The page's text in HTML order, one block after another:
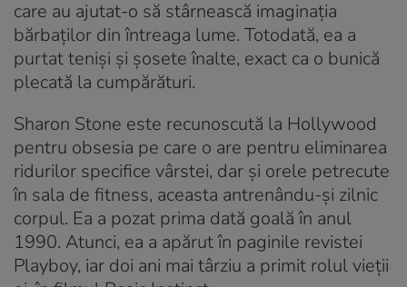
care au ajutat-o să stârnească imaginația
bărbaților din întreaga lume. Totodată, ea a
purtat teniși și șosete înalte, exact ca o bunică
plecată la cumpărături.
Sharon Stone este recunoscută la Hollywood
pentru obsesia pe care o are pentru eliminarea
ridurilor specifice vârstei, dar și orele petrecute
în sala de fitness, aceasta antrenându-și zilnic
corpul. Ea a pozat prima dată goală în anul
1990. Atunci, ea a apărut în paginile revistei
Playboy, iar doi ani mai târziu a primit rolul vieţii